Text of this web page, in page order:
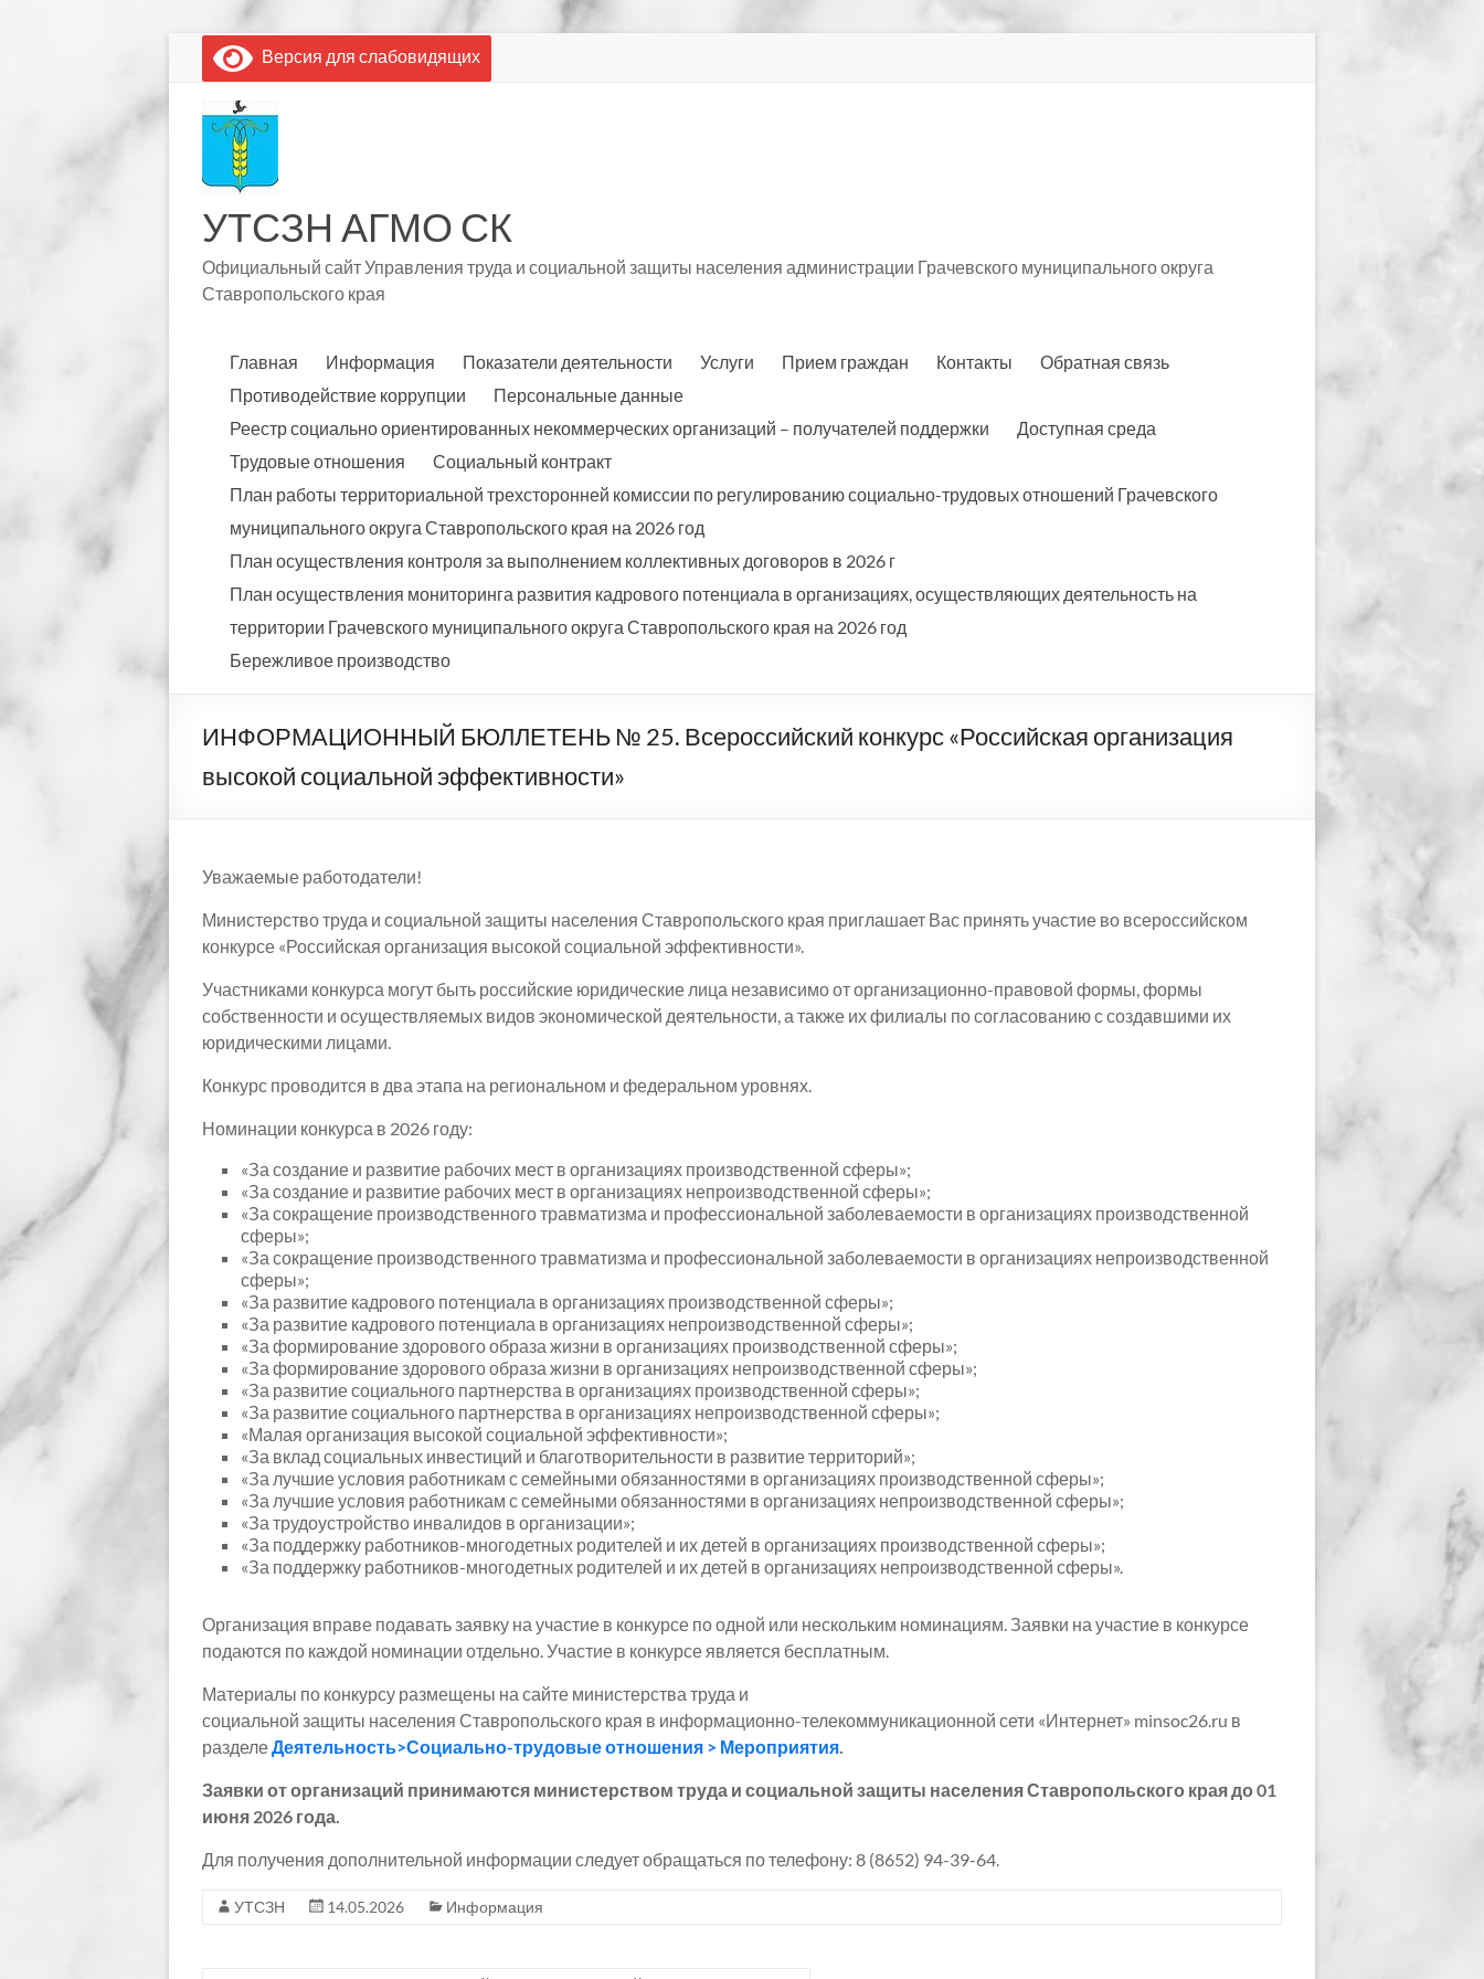
Перейти
содержимому
Версия для слабовидящих
УТСЗН АГМО СК
Официальный сайт Управления труда и социальной защиты населения администрации Грачевского муниципального округа
Ставропольского края
Главная Информация Показатели деятельности Услуги Прием граждан Контакты
Обратная связь
Противодействие коррупции
Персональные данные
Реестр социально ориентированных некоммерческих организаций – получателей поддержки
Доступная среда
Трудовые отношения
Социальный контракт
План работы территориальной трехсторонней комиссии по регулированию социально-трудовых отношений Грачевского
муниципального округа Ставропольского края на 2026 год
План осуществления контроля за выполнением коллективных договоров в 2026 г
План осуществления мониторинга развития кадрового потенциала в организациях, осуществляющих деятельность на
территории Грачевского муниципального округа Ставропольского края на 2026 год
Бережливое производство
ИНФОРМАЦИОННЫЙ БЮЛЛЕТЕНЬ № 25. Всероссийский конкурс «Российская организация
высокой социальной эффективности»
Уважаемые работодатели!
Министерство труда и социальной защиты населения Ставропольского края приглашает Вас принять участие во всероссийском
конкурсе «Российская организация высокой социальной эффективности».
Участниками конкурса могут быть российские юридические лица независимо от организационно-правовой формы, формы
собственности и осуществляемых видов экономической деятельности, а также их филиалы по согласованию с создавшими их
юридическими лицами.
Конкурс проводится в два этапа на региональном и федеральном уровнях.
Номинации конкурса в 2026 году:
«За создание и развитие рабочих мест в организациях производственной сферы»;
«За создание и развитие рабочих мест в организациях непроизводственной сферы»;
«За сокращение производственного травматизма и профессиональной заболеваемости в организациях производственной
сферы»;
«За сокращение производственного травматизма и профессиональной заболеваемости в организациях непроизводственной
сферы»;
«За развитие кадрового потенциала в организациях производственной сферы»;
«За развитие кадрового потенциала в организациях непроизводственной сферы»;
«За формирование здорового образа жизни в организациях производственной сферы»;
«За формирование здорового образа жизни в организациях непроизводственной сферы»;
«За развитие социального партнерства в организациях производственной сферы»;
«За развитие социального партнерства в организациях непроизводственной сферы»;
«Малая организация высокой социальной эффективности»;
«За вклад социальных инвестиций и благотворительности в развитие территорий»;
«За лучшие условия работникам с семейными обязанностями в организациях производственной сферы»;
«За лучшие условия работникам с семейными обязанностями в организациях непроизводственной сферы»;
«За трудоустройство инвалидов в организации»;
«За поддержку работников-многодетных родителей и их детей в организациях производственной сферы»;
«За поддержку работников-многодетных родителей и их детей в организациях непроизводственной сферы».
Организация вправе подавать заявку на участие в конкурсе по одной или нескольким номинациям. Заявки на участие в конкурсе
подаются по каждой номинации отдельно. Участие в конкурсе является бесплатным.
Материалы по конкурсу размещены на сайте министерства труда и
социальной защиты населения Ставропольского края в информационно-телекоммуникационной сети «Интернет» minsoc26.ru в
разделеДеятельность>Социально-трудовые отношения > Мероприятия.
Заявки от организаций принимаются министерством труда и социальной защиты населения Ставропольского края до 01
июня 2026 года.
Для получения дополнительной информации следует обращаться по телефону: 8 (8652) 94-39-64.
УТСЗН 14.05.2026 Информация